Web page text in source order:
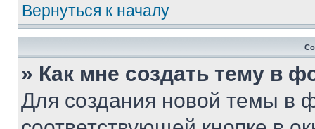
Вернуться к началу
» Как мне создать тему в
Для создания новой темы в